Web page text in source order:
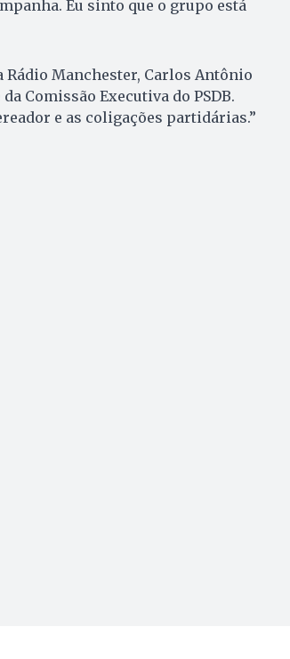
Eu sinto que o grupo está
Rádio Manchester, Carlos Antônio
Comissão Executiva do PSDB.
e as coligações partidárias.”